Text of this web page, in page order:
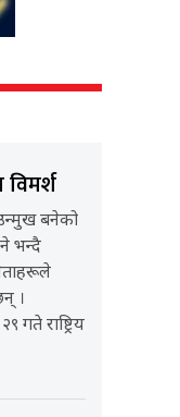
बनेको
भन्दै
।
गते राष्ट्रिय